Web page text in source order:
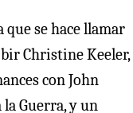
que se hace llamar
Christine Keeler,
con John
Guerra, y un